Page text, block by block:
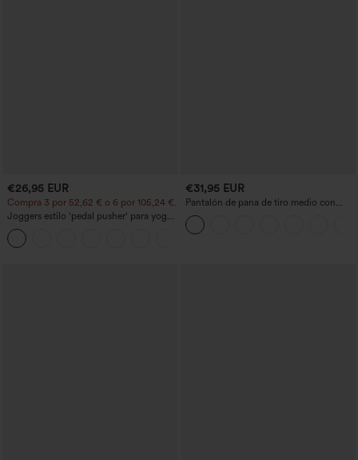
€26,95 EUR
Compra 3 por 52,62 € o 6 por 105,24 €.
Joggers estilo 'pedal pusher' para yoga
de talle alto, fruncidos y jaspeados, con
bolsillos
€31,95 EUR
Pantalón de pana de tiro medio con
cremallera